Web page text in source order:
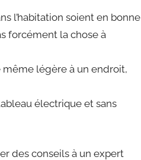
l’habitation soient en bonne
forcément la chose à
même légère à un endroit,
électrique et sans
des conseils à un expert